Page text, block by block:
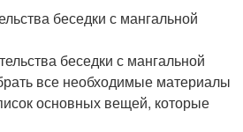
беседки с мангальной
беседки с мангальной
все необходимые материалы
основных вещей, которые